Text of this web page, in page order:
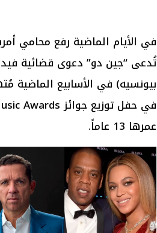
في الأيام الماضية رفع محامي
تُدعى “جين دو” دعوى قضائية
بيونسيه) في الأسابيع الماضية
عمرها 13 عاماً.